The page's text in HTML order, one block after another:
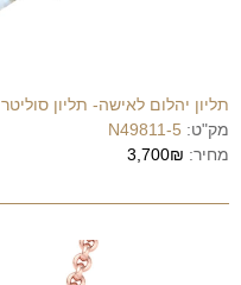
תליון יהלום לאישה- תליון סוליטר 0.30 נקודות מרכזית
מק"ט: N49811-5
מחיר: 3,700₪